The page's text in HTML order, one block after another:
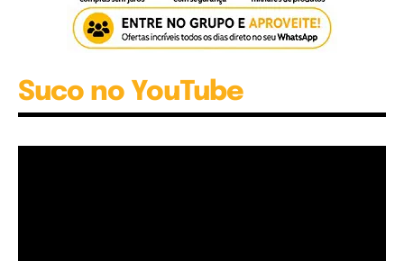
Suco no YouTube